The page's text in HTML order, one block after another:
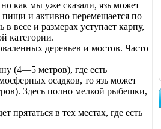
как мы уже сказали, язь может
и активно перемещается по
весе и размерах уступает карпу,
категории.
деревьев и мостов. Часто
(4—5 метров), где есть
осадков, то язь может
Здесь полно мелкой рыбешки,
прятаться в тех местах, где есть